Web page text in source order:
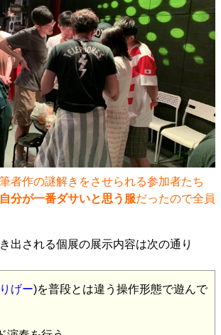
者作の謎解きをさせられる参加者たち
自分が一番ダサいと思う服だったので全員
出される個展の展示内容は次の通り
げー)を普段とは違う操作形態で遊んで